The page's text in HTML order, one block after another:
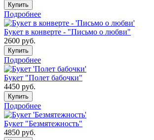
Купить
Подробнее
Букет в конверте - "Письмо о любви"
2600 руб.
Купить
Подробнее
Букет "Полет бабочки"
4450 руб.
Купить
Подробнее
Букет "Безмятежность"
4850 руб.